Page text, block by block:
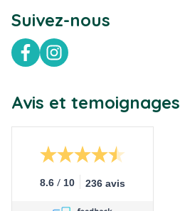
Suivez-nous
FacebookInstagram
Avis et temoignages
8.6 / 10 236 avis